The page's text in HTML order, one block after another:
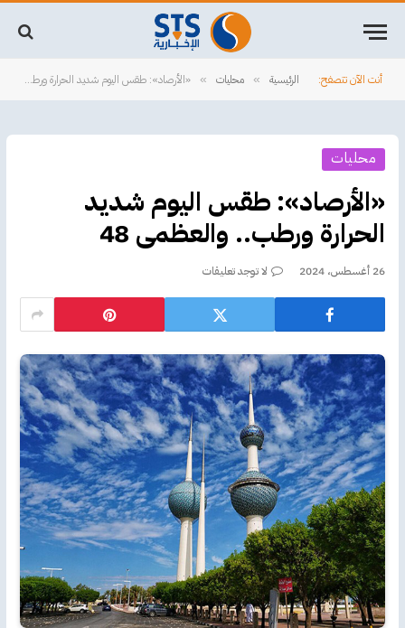
أنت الآن تتصفح: الرئيسية » محليات » «الأرصاد»: طقس اليوم شديد الحرارة ورطب.. والعظمى 48
محليات
«الأرصاد»: طقس اليوم شديد
الحرارة ورطب.. والعظمى 48
26 أغسطس، 2024 لا توجد تعليقات